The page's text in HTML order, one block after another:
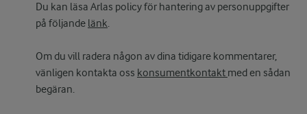
Du kan läsa Arlas policy för hantering av personuppgifter
på följande länk.
Om du vill radera någon av dina tidigare kommentarer,
vänligen kontakta oss konsumentkontakt med en sådan
begäran.